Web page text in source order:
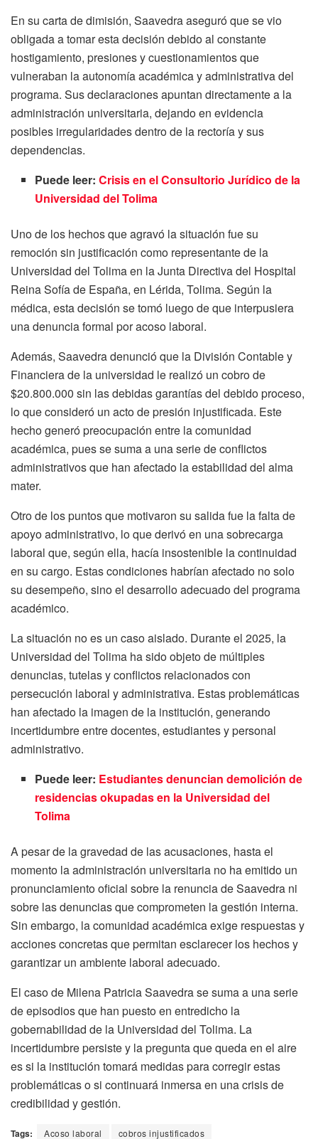
En su carta de dimisión, Saavedra aseguró que se vio
obligada a tomar esta decisión debido al constante
hostigamiento, presiones y cuestionamientos que
vulneraban la autonomía académica y administrativa del
programa. Sus declaraciones apuntan directamente a la
administración universitaria, dejando en evidencia
posibles irregularidades dentro de la rectoría y sus
dependencias.
Puede leer:Crisis en el Consultorio Jurídico de la
Universidad del Tolima
Uno de los hechos que agravó la situación fue su
remoción sin justificación como representante de la
Universidad del Tolima en la Junta Directiva del Hospital
Reina Sofía de España, en Lérida, Tolima. Según la
médica, esta decisión se tomó luego de que interpusiera
una denuncia formal por acoso laboral.
Además, Saavedra denunció que la División Contable y
Financiera de la universidad le realizó un cobro de
$20.800.000 sin las debidas garantías del debido proceso,
lo que consideró un acto de presión injustificada. Este
hecho generó preocupación entre la comunidad
académica, pues se suma a una serie de conflictos
administrativos que han afectado la estabilidad del alma
mater.
Otro de los puntos que motivaron su salida fue la falta de
apoyo administrativo, lo que derivó en una sobrecarga
laboral que, según ella, hacía insostenible la continuidad
en su cargo. Estas condiciones habrían afectado no solo
su desempeño, sino el desarrollo adecuado del programa
académico.
La situación no es un caso aislado. Durante el 2025, la
Universidad del Tolima ha sido objeto de múltiples
denuncias, tutelas y conflictos relacionados con
persecución laboral y administrativa. Estas problemáticas
han afectado la imagen de la institución, generando
incertidumbre entre docentes, estudiantes y personal
administrativo.
Puede leer: Estudiantes denuncian demolición de
residencias okupadas en la Universidad del
Tolima
A pesar de la gravedad de las acusaciones, hasta el
momento la administración universitaria no ha emitido un
pronunciamiento oficial sobre la renuncia de Saavedra ni
sobre las denuncias que comprometen la gestión interna.
Sin embargo, la comunidad académica exige respuestas y
acciones concretas que permitan esclarecer los hechos y
garantizar un ambiente laboral adecuado.
El caso de Milena Patricia Saavedra se suma a una serie
de episodios que han puesto en entredicho la
gobernabilidad de la Universidad del Tolima. La
incertidumbre persiste y la pregunta que queda en el aire
es si la institución tomará medidas para corregir estas
problemáticas o si continuará inmersa en una crisis de
credibilidad y gestión.
Tags: Acoso laboral cobros injustificados